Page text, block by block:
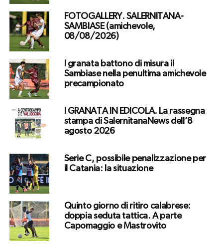
FOTOGALLERY. SALERNITANA-
SAMBIASE (amichevole,
08/08/2026)
I granata battono di misura il
Sambiase nella penultima amichevole
precampionato
I GRANATA IN EDICOLA. La rassegna
stampa di SalernitanaNews dell’8
agosto 2026
Serie C, possibile penalizzazione per
il Catania: la situazione
Quinto giorno di ritiro calabrese:
doppia seduta tattica. A parte
Capomaggio e Mastrovito